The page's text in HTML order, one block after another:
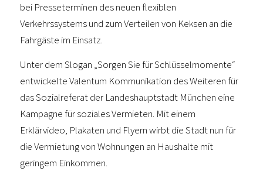
bei Presseterminen des neuen flexiblen
Verkehrssystems und zum Verteilen von Keksen an die
Fahrgäste im Einsatz.
Unter dem Slogan „Sorgen Sie für Schlüsselmomente“
entwickelte Valentum Kommunikation des Weiteren für
das Sozialreferat der Landeshauptstadt München eine
Kampagne für soziales Vermieten. Mit einem
Erklärvideo, Plakaten und Flyern wirbt die Stadt nun für
die Vermietung von Wohnungen an Haushalte mit
geringem Einkommen.